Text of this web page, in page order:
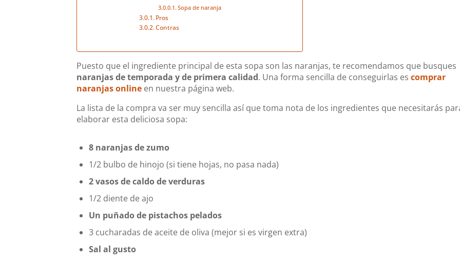
Sopa de naranja
Pros
Contras
Puesto que el ingrediente principal de esta sopa son las naranjas, te recomendamos que busques
naranjas de temporada y de primera calidad. Una forma sencilla de conseguirlas escomprar
naranjas online en nuestra página web.
La lista de la compra va ser muy sencilla así que toma nota de los ingredientes que necesitarás
elaborar esta deliciosa sopa:
8 naranjas de zumo
1/2 bulbo de hinojo (si tiene hojas, no pasa nada)
2 vasos de caldo de verduras
1/2 diente de ajo
Un puñado de pistachos pelados
3 cucharadas de aceite de oliva (mejor si es virgen extra)
Sal al gusto